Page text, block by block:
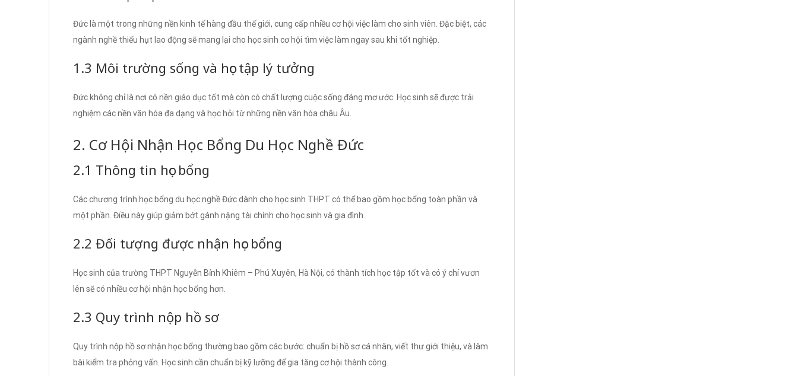
Đức là một trong những nền kinh tế hàng đầu thế giới, cung cấp nhiều cơ hội việc làm cho sinh viên. Đặc biệt, các
ngành nghề thiếu hụt lao động sẽ mang lại cho học sinh cơ hội tìm việc làm ngay sau khi tốt nghiệp.
1.3 Môi trường sống và học tập lý tưởng
Đức không chỉ là nơi có nền giáo dục tốt mà còn có chất lượng cuộc sống đáng mơ ước. Học sinh sẽ được trải
nghiệm các nền văn hóa đa dạng và học hỏi từ những nền văn hóa châu Âu.
2. Cơ Hội Nhận Học Bổng Du Học Nghề Đức
2.1 Thông tin học bổng
Các chương trình học bổng du học nghề Đức dành cho học sinh THPT có thể bao gồm học bổng toàn phần và
một phần. Điều này giúp giảm bớt gánh nặng tài chính cho học sinh và gia đình.
2.2 Đối tượng được nhận học bổng
Học sinh của trường THPT Nguyễn Bỉnh Khiêm – Phú Xuyên, Hà Nội, có thành tích học tập tốt và có ý chí vươn
lên sẽ có nhiều cơ hội nhận học bổng hơn.
2.3 Quy trình nộp hồ sơ
Quy trình nộp hồ sơ nhận học bổng thường bao gồm các bước: chuẩn bị hồ sơ cá nhân, viết thư giới thiệu, và làm
bài kiểm tra phỏng vấn. Học sinh cần chuẩn bị kỹ lưỡng để gia tăng cơ hội thành công.